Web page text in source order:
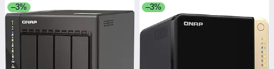
–3% –3%